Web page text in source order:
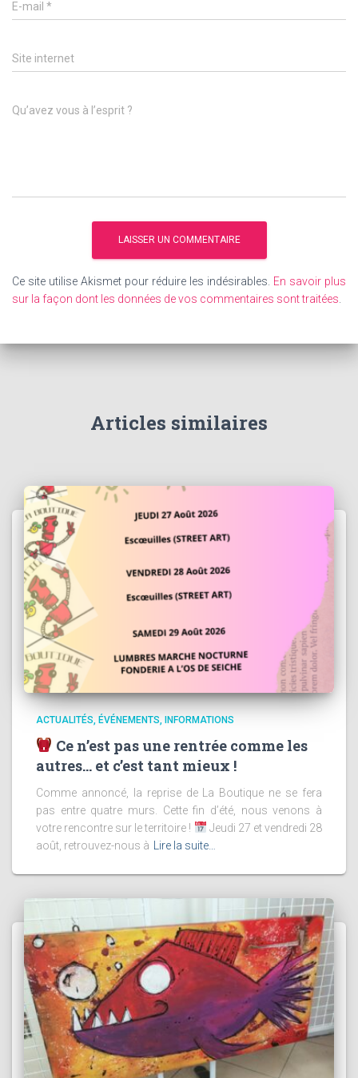
E-mail *
Site internet
Qu’avez vous à l’esprit ?
Ce site utilise Akismet pour réduire les indésirables. En savoir plus
sur la façon dont les données de vos commentaires sont traitées
Articles similaires
ACTUALITÉS ÉVÉNEMENTS INFORMATIONS
Ce n’est pas une rentrée comme les
autres… et c’est tant mieux !
Comme annoncé, la reprise de La Boutique ne se fera
pas entre quatre murs. Cette fin d’été, nous venons à
votre rencontre sur le territoire !
Jeudi 27 et vendredi 28
août, retrouvez-nous à
Lire la suite…